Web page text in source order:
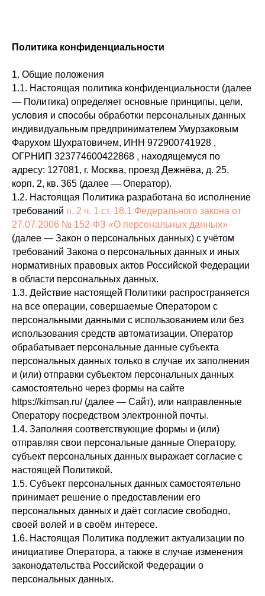
Политика конфиденциальности
1. Общие положения
1.1. Настоящая политика конфиденциальности (далее
— Политика) определяет основные принципы, цели,
условия и способы обработки персональных данных
индивидуальным предпринимателем Умурзаковым
Фарухом Шухратовичем, ИНН 972900741928 ,
ОГРНИП 323774600422868 , находящемуся по
адресу: 127081, г. Москва, проезд Дежнёва, д. 25,
корп. 2, кв. 365 (далее — Оператор).
1.2. Настоящая Политика разработана во исполнение
требований п. 2 ч. 1 ст. 18.1 Федерального закона от
27.07.2006 № 152-ФЗ «О персональных данных»
(далее — Закон о персональных данных) с учётом
требований Закона о персональных данных и иных
нормативных правовых актов Российской Федерации
в области персональных данных.
1.3. Действие настоящей Политики распространяется
на все операции, совершаемые Оператором с
персональными данными с использованием или без
использования средств автоматизации. Оператор
обрабатывает персональные данные субъекта
персональных данных только в случае их заполнения
и (или) отправки субъектом персональных данных
самостоятельно через формы на сайте
https://kimsan.ru/ (далее — Сайт), или направленные
Оператору посредством электронной почты.
1.4. Заполняя соответствующие формы и (или)
отправляя свои персональные данные Оператору,
субъект персональных данных выражает согласие с
настоящей Политикой.
1.5. Субъект персональных данных самостоятельно
принимает решение о предоставлении его
персональных данных и даёт согласие свободно,
своей волей и в своём интересе.
1.6. Настоящая Политика подлежит актуализации по
инициативе Оператора, а также в случае изменения
законодательства Российской Федерации о
персональных данных.